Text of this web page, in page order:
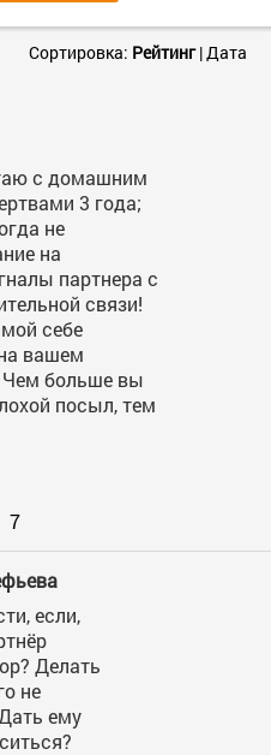
Сортировка: Рейтинг|Дата
с домашним
3 года;
не
на
партнера с
связи!
себе
вашем
Чем больше вы
посыл, тем
7
если,
Делать
не
ему